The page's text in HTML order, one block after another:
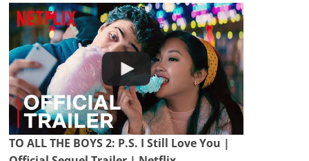
TO ALL THE BOYS 2: P.S. I Still Love You |